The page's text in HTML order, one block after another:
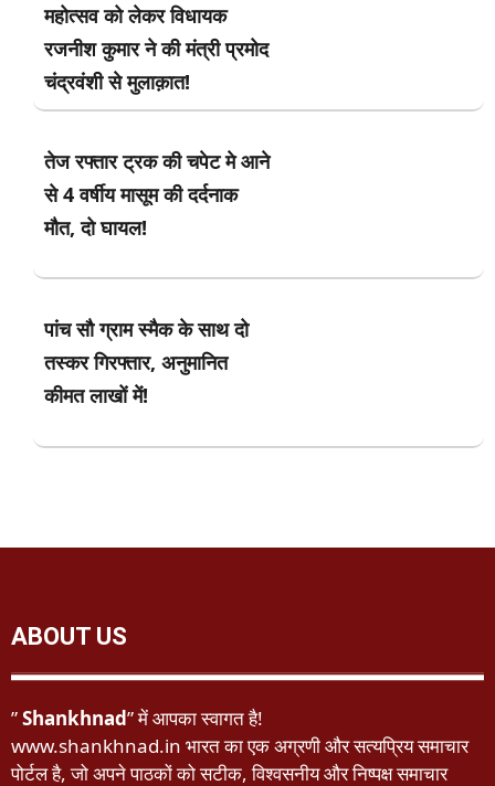
महोत्सव को लेकर विधायक
रजनीश कुमार ने की मंत्री प्रमोद
चंद्रवंशी से मुलाक़ात!
तेज रफ्तार ट्रक की चपेट मे आने
से 4 वर्षीय मासूम की दर्दनाक
मौत, दो घायल!
पांच सौ ग्राम स्मैक के साथ दो
तस्कर गिरफ्तार, अनुमानित
कीमत लाखों में!
ABOUT US
”Shankhnad” में आपका स्वागत है!
www.shankhnad.in भारत का एक अग्रणी और सत्यप्रिय समाचार
पोर्टल है, जो अपने पाठकों को सटीक, विश्वसनीय और निष्पक्ष समाचार